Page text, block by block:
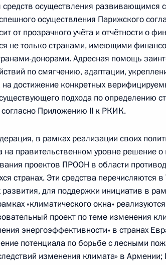
года, суббота
принял участие во встрече
16:00 Москва
года, вторник
18:00 Москва
года, среда
по делам ветеранов
16:30
осуществления развивающимся
осуществления Парижского
от прозрачного учёта и отчётности о
не только странами, имеющими
донорами. Адресная помощь
по смягчению, адаптации,
достижение конкретных
подхода по определению
согласно Приложению II к РКИК.
в рамках реализации своих
на правительственном уровне решение
проектов ПРООН в области
странах. Эти средства перечисляются
для поддержки инициатив в
«климатического окна»
проект по теме изменения
энергоэффективности» в странах
потенциала по борьбе с лесными
изменения климата» в